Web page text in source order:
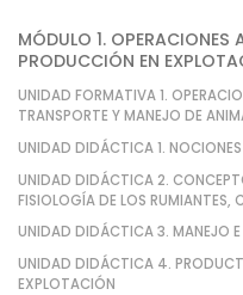
MÓDULO 1. OPERACIONES
PRODUCCIÓN EN
UNIDAD FORMATIVA 1.
TRANSPORTE Y MANEJO DE
UNIDAD DIDÁCTICA 1.
UNIDAD DIDÁCTICA 2.
FISIOLOGÍA DE LOS RUMIANTES,
UNIDAD DIDÁCTICA 3. MANEJO
UNIDAD DIDÁCTICA 4.
EXPLOTACIÓN